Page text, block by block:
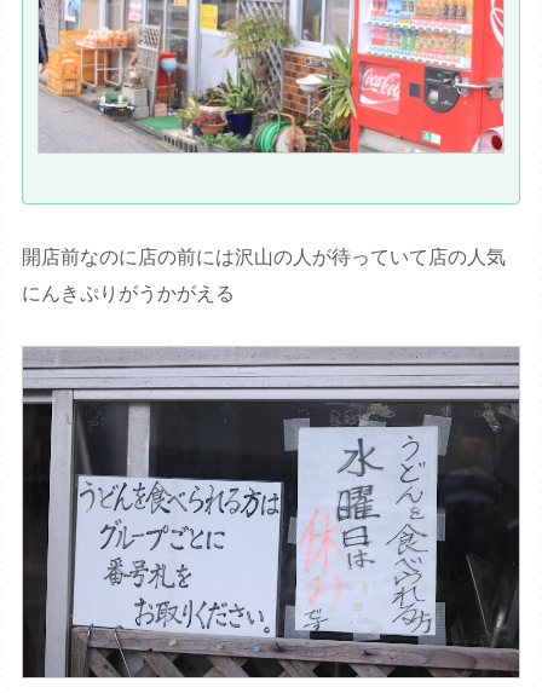
開店前なのに店の前には沢山の人が待っていて店の人気
にんきぷりがうかがえる